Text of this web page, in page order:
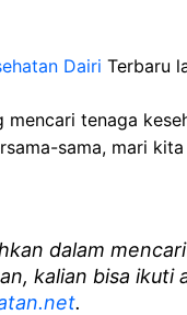
Dairi Terbaru
mencari tenaga
sama, mari
dalam
kalian bisa ikuti
.